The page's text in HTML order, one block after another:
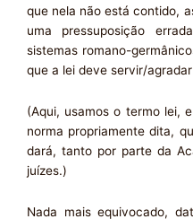
que nela não está contido,
uma pressuposição
sistemas romano-
que a lei deve servir/
(Aqui, usamos o termo lei,
norma propriamente dita,
dará, tanto por parte da
juízes.)
Nada mais equivocado,